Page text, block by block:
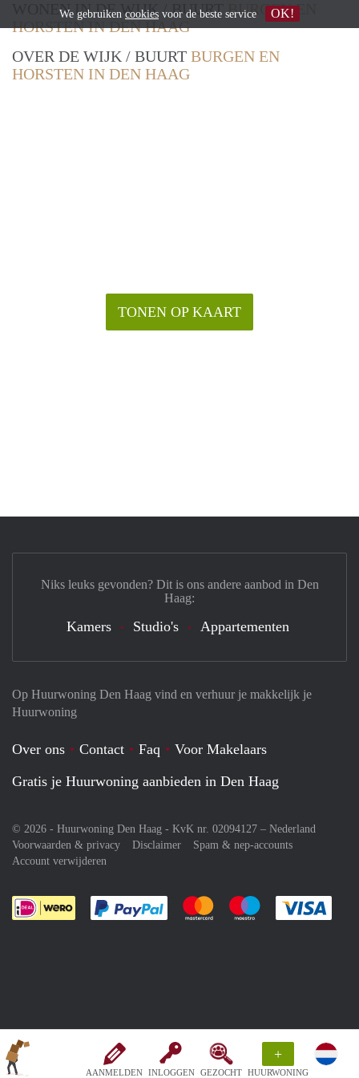
AANMELDEN INLOGGEN GEZOCHT
+
HUURWONING
WONEN IN DE WIJK / BUURTBURGEN EN
HORSTEN IN DEN HAAG
OVER DE WIJK / BUURT BURGEN EN
HORSTEN IN DEN HAAG
TONEN OP KAART
Op Huurwoning Den Haag vind en verhuur je makkelijk je
Huurwoning
Over ons Contact Faq
Voor Makelaars
Gratis je Huurwoning aanbieden in Den Haag
© 2026 - Huurwoning Den Haag - KvK nr. 02094127 – Nederland
Voorwaarden & privacy
Disclaimer
Spam & nep-accounts
Account verwijderen
Je rekent gemakkelijk af met Paypal
Je rekent gemakkelijk af met
Je rekent
Niks leuks gevonden? Dit is ons andere aanbod in Den
Haag:
Kamers Studio's Appartementen
We gebruiken cookies voor de beste service OK!